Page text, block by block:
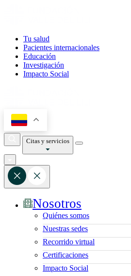
Tu salud
Pacientes internacionales
Educación
Investigación
Impacto Social
Citas y servicios
Nosotros
Quiénes somos
Nuestras sedes
Recorrido virtual
Certificaciones
Impacto Social